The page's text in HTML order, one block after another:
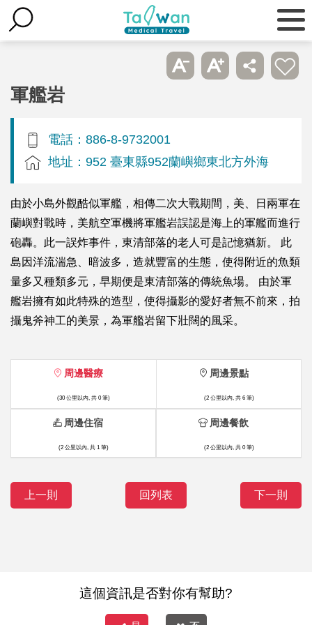
軍艦岩
電話：886-8-9732001
地址：952 臺東縣952蘭嶼鄉東北方外海
由於小島外觀酷似軍艦，相傳二次大戰期間，美、日兩軍在
蘭嶼對戰時，美航空軍機將軍艦岩誤認是海上的軍艦而進行
砲轟。此一誤炸事件，東清部落的老人可是記憶猶新。 此
島因洋流湍急、暗波多，造就豐富的生態，使得附近的魚類
量多又種類多元，早期便是東清部落的傳統魚場。 由於軍
艦岩擁有如此特殊的造型，使得攝影的愛好者無不前來，拍
攝鬼斧神工的美景，為軍艦岩留下壯闊的風采。
周邊醫療
(30 公里以內, 共 0 筆)
周邊景點
(2 公里以內, 共 6 筆)
周邊住宿
(2 公里以內, 共 1 筆)
周邊餐飲
(2 公里以內, 共 0 筆)
上一則 回列表 下一則
這個資訊是否對你有幫助?